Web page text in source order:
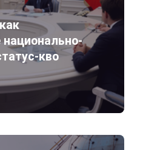
национально-
кво